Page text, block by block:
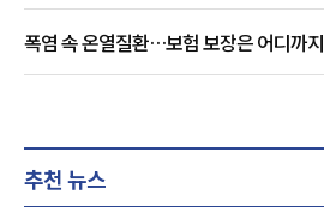
폭염 속 온열질환…보험 보장은 어디까지
추천 뉴스